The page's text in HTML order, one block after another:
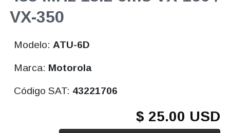
VX-350
Modelo: ATU-6D
Marca: Motorola
Código SAT: 43221706
$ 25.00 USD